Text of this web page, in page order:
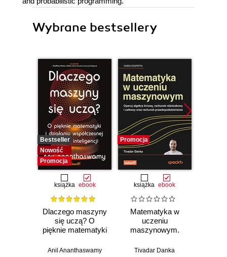
Wybrane bestsellery
Bestseller
Nowość
Promocja
książka ebook
Dlaczego maszyny
się uczą? O
pięknie matematyki
współczesnej
Anil Ananthaswamy
Promocja
książka ebook
Matematyka w
uczeniu
maszynowym.
liniową, rachunek
Tivadar Danka